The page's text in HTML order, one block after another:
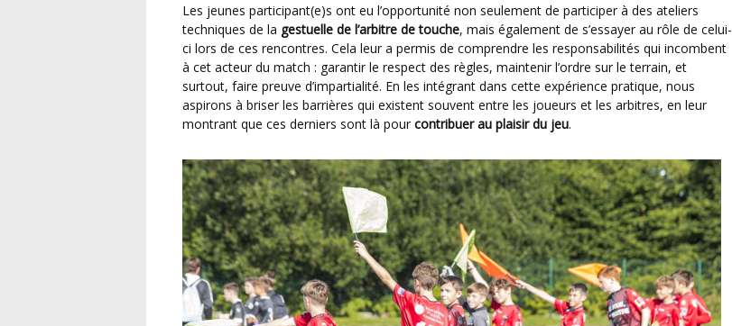
Les jeunes participant(e)s ont eu l’opportunité non seulement de participer à des ateliers
techniques de la gestuelle de l’arbitre de touche, mais également de s’essayer au rôle de celui-
ci lors de ces rencontres. Cela leur a permis de comprendre les responsabilités qui incombent
à cet acteur du match : garantir le respect des règles, maintenir l’ordre sur le terrain, et
surtout, faire preuve d’impartialité. En les intégrant dans cette expérience pratique, nous
aspirons à briser les barrières qui existent souvent entre les joueurs et les arbitres, en leur
montrant que ces derniers sont là pour contribuer au plaisir du jeu.